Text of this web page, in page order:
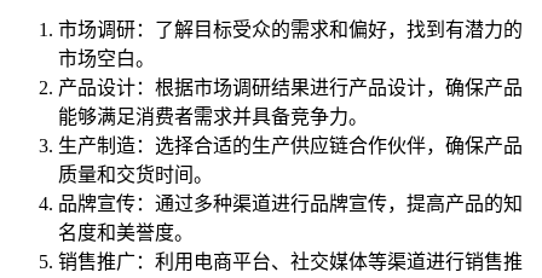
市场调研：了解目标受众的需求和偏好，找到有潜力的
市场空白。
产品设计：根据市场调研结果进行产品设计，确保产品
能够满足消费者需求并具备竞争力。
生产制造：选择合适的生产供应链合作伙伴，确保产品
质量和交货时间。
品牌宣传：通过多种渠道进行品牌宣传，提高产品的知
名度和美誉度。
销售推广：利用电商平台、社交媒体等渠道进行销售推